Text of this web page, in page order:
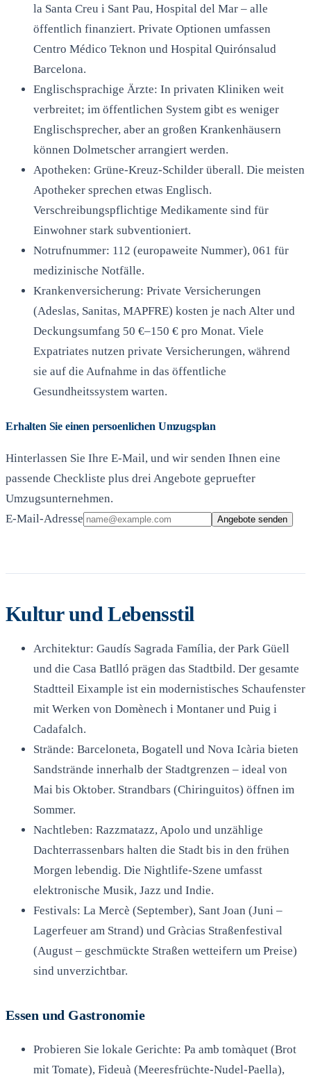
la Santa Creu i Sant Pau, Hospital del Mar – alle
öffentlich finanziert. Private Optionen umfassen
Centro Médico Teknon und Hospital Quirónsalud
Barcelona.
Englischsprachige Ärzte: In privaten Kliniken weit
verbreitet; im öffentlichen System gibt es weniger
Englischsprecher, aber an großen Krankenhäusern
können Dolmetscher arrangiert werden.
Apotheken: Grüne-Kreuz-Schilder überall. Die meisten
Apotheker sprechen etwas Englisch.
Verschreibungspflichtige Medikamente sind für
Einwohner stark subventioniert.
Notrufnummer: 112 (europaweite Nummer), 061 für
medizinische Notfälle.
Krankenversicherung: Private Versicherungen
(Adeslas, Sanitas, MAPFRE) kosten je nach Alter und
Deckungsumfang 50 €–150 € pro Monat. Viele
Expatriates nutzen private Versicherungen, während
sie auf die Aufnahme in das öffentliche
Gesundheitssystem warten.
Erhalten Sie einen persoenlichen Umzugsplan
Hinterlassen Sie Ihre E-Mail, und wir senden Ihnen eine
passende Checkliste plus drei Angebote gepruefter
Umzugsunternehmen.
E-Mail-Adresse
Angebote senden
Kultur und Lebensstil
Architektur: Gaudís Sagrada Família, der Park Güell
und die Casa Batlló prägen das Stadtbild. Der gesamte
Stadtteil Eixample ist ein modernistisches Schaufenster
mit Werken von Domènech i Montaner und Puig i
Cadafalch.
Strände: Barceloneta, Bogatell und Nova Icària bieten
Sandstrände innerhalb der Stadtgrenzen – ideal von
Mai bis Oktober. Strandbars (Chiringuitos) öffnen im
Sommer.
Nachtleben: Razzmatazz, Apolo und unzählige
Dachterrassenbars halten die Stadt bis in den frühen
Morgen lebendig. Die Nightlife-Szene umfasst
elektronische Musik, Jazz und Indie.
Festivals: La Mercè (September), Sant Joan (Juni –
Lagerfeuer am Strand) und Gràcias Straßenfestival
(August – geschmückte Straßen wetteifern um Preise)
sind unverzichtbar.
Essen und Gastronomie
Probieren Sie lokale Gerichte: Pa amb tomàquet (Brot
mit Tomate), Fideuà (Meeresfrüchte-Nudel-Paella),